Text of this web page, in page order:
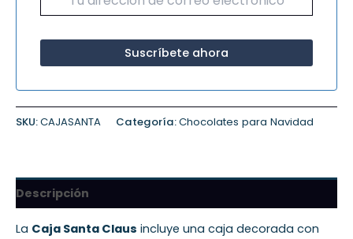
SKU:CAJASANTA Categoría:Chocolates para Navidad
Descripción
La Caja Santa Claus incluye una caja decorada con